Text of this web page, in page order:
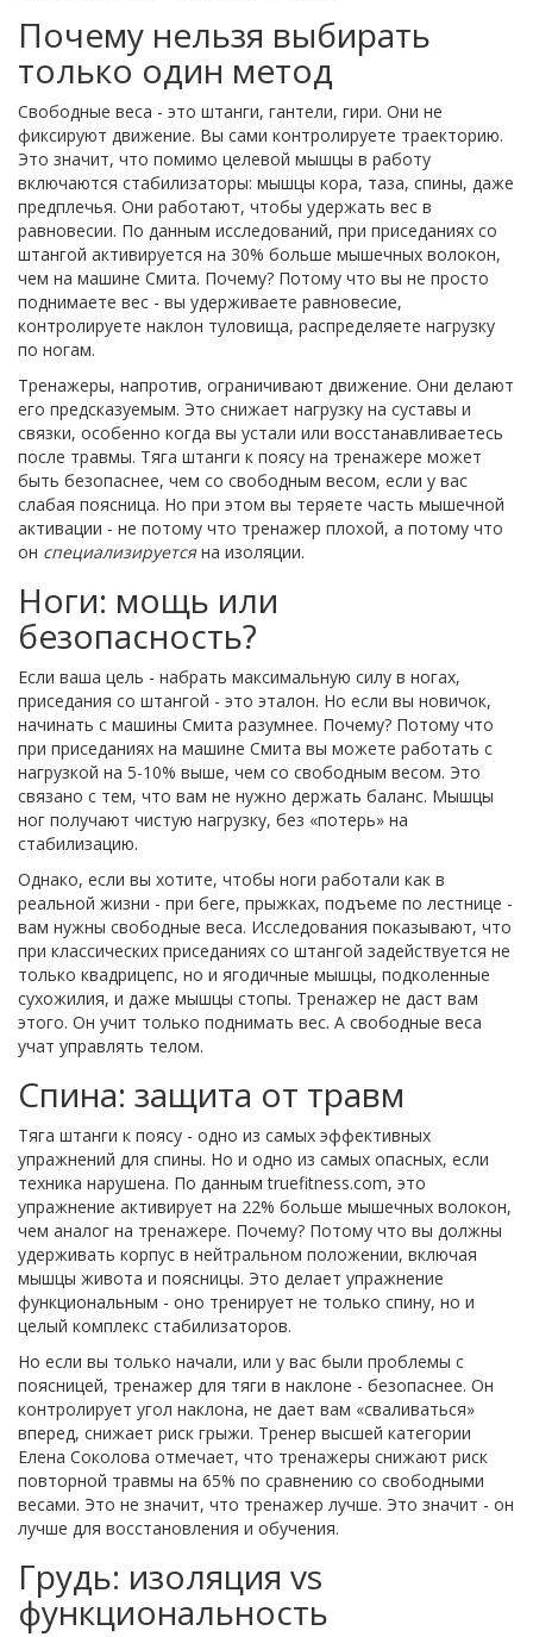
Почему нельзя выбирать
только один метод
Свободные веса - это штанги, гантели, гири. Они не
фиксируют движение. Вы сами контролируете траекторию.
Это значит, что помимо целевой мышцы в работу
включаются стабилизаторы: мышцы кора, таза, спины, даже
предплечья. Они работают, чтобы удержать вес в
равновесии. По данным исследований, при приседаниях со
штангой активируется на 30% больше мышечных волокон,
чем на машине Смита. Почему? Потому что вы не просто
поднимаете вес - вы удерживаете равновесие,
контролируете наклон туловища, распределяете нагрузку
по ногам.
Тренажеры, напротив, ограничивают движение. Они делают
его предсказуемым. Это снижает нагрузку на суставы и
связки, особенно когда вы устали или восстанавливаетесь
после травмы. Тяга штанги к поясу на тренажере может
быть безопаснее, чем со свободным весом, если у вас
слабая поясница. Но при этом вы теряете часть мышечной
активации - не потому что тренажер плохой, а потому что
он специализируетсяна изоляции.
Ноги: мощь или
безопасность?
Если ваша цель - набрать максимальную силу в ногах,
приседания со штангой - это эталон. Но если вы новичок,
начинать с машины Смита разумнее. Почему? Потому что
при приседаниях на машине Смита вы можете работать с
нагрузкой на 5-10% выше, чем со свободным весом. Это
связано с тем, что вам не нужно держать баланс. Мышцы
ног получают чистую нагрузку, без «потерь» на
стабилизацию.
Однако, если вы хотите, чтобы ноги работали как в
реальной жизни - при беге, прыжках, подъеме по лестнице -
вам нужны свободные веса. Исследования показывают, что
при классических приседаниях со штангой задействуется не
только квадрицепс, но и ягодичные мышцы, подколенные
сухожилия, и даже мышцы стопы. Тренажер не даст вам
этого. Он учит только поднимать вес. А свободные веса
учат управлять телом.
Спина: защита от травм
Тяга штанги к поясу - одно из самых эффективных
упражнений для спины. Но и одно из самых опасных, если
техника нарушена. По данным truefitness.com, это
упражнение активирует на 22% больше мышечных волокон,
чем аналог на тренажере. Почему? Потому что вы должны
удерживать корпус в нейтральном положении, включая
мышцы живота и поясницы. Это делает упражнение
функциональным - оно тренирует не только спину, но и
целый комплекс стабилизаторов.
Но если вы только начали, или у вас были проблемы с
поясницей, тренажер для тяги в наклоне - безопаснее. Он
контролирует угол наклона, не дает вам «сваливаться»
вперед, снижает риск грыжи. Тренер высшей категории
Елена Соколова отмечает, что тренажеры снижают риск
повторной травмы на 65% по сравнению со свободными
весами. Это не значит, что тренажер лучше. Это значит - он
лучше для восстановления и обучения.
Грудь: изоляция vs
функциональность